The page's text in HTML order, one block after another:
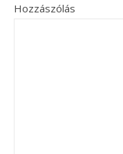
Hozzászólás